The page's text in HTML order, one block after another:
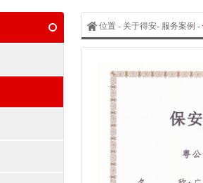
位置 - 关于得安- 服务案例 -